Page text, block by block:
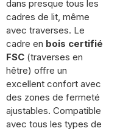
dans presque tous les
cadres de lit, même
avec traverses. Le
cadre en bois certifié
FSC (traverses en
hêtre) offre un
excellent confort avec
des zones de fermeté
ajustables. Compatible
avec tous les types de